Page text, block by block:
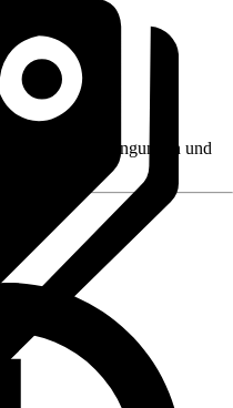
Rückgabebedingungen und